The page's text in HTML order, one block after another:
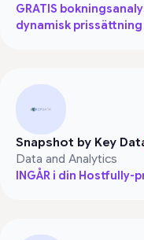
GRATIS
dynamisk prissättning
Snapshot by Key
Data and Analytics
INGÅR i din Hostfully-